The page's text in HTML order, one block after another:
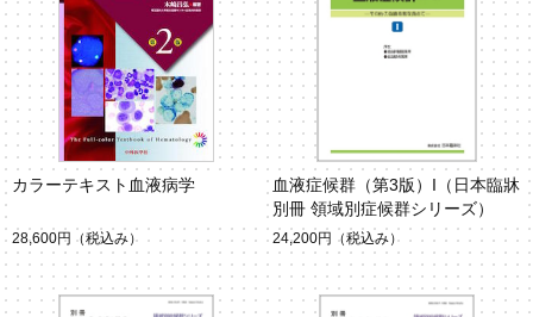
カラーテキスト血液病学
28,600円 （税込み）
血液症候群（第3版）I（日本臨牀
別冊 領域別症候群シリーズ）
24,200円 （税込み）